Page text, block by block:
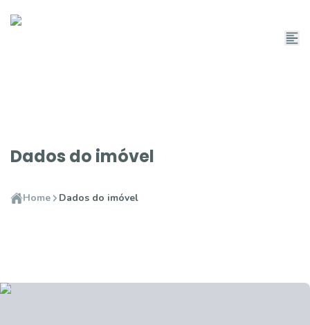
Dados do imóvel
Home Dados do imóvel